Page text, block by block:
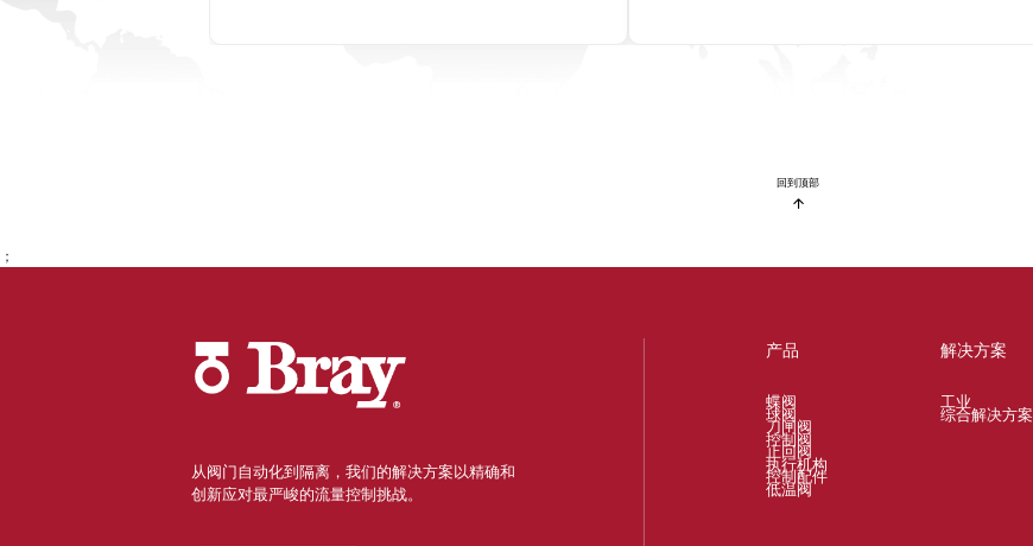
回到顶部
；
从阀门自动化到隔离，我们的解决方案以精确和
创新应对最严峻的流量控制挑战。
产品
蝶阀
球阀
刀闸阀
控制阀
止回阀
执行机构
控制配件
低温阀
解决方案
工业
综合解决方案